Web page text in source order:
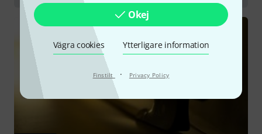
Okej
Vägra cookies Ytterligare information
Finstilt · Privacy Policy